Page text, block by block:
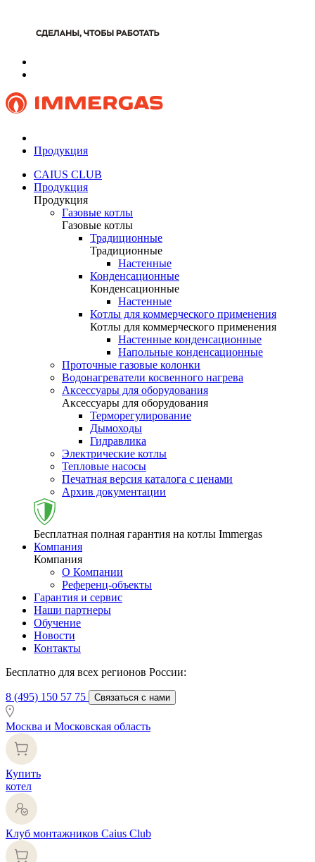
Продукция
CAIUS CLUB
Продукция
Продукция
Газовые котлы
Газовые котлы
Традиционные
Традиционные
Настенные
Конденсационные
Конденсационные
Настенные
Котлы для коммерческого применения
Котлы для коммерческого применения
Настенные конденсационные
Напольные конденсационные
Проточные газовые колонки
Водонагреватели косвенного нагрева
Аксессуары для оборудования
Аксессуары для оборудования
Терморегулирование
Дымоходы
Гидравлика
Электрические котлы
Тепловые насосы
Печатная версия каталога с ценами
Архив документации
Бесплатная полная гарантия на котлы Immergas
Компания
Компания
О Компании
Референц-объекты
Гарантия и сервис
Наши партнеры
Обучение
Новости
Контакты
Бесплатно для всех регионов России:
8 (495) 150 57 75 Связаться с нами
Москва и Московская область
Купить
котел
Клуб монтажников Caius Club